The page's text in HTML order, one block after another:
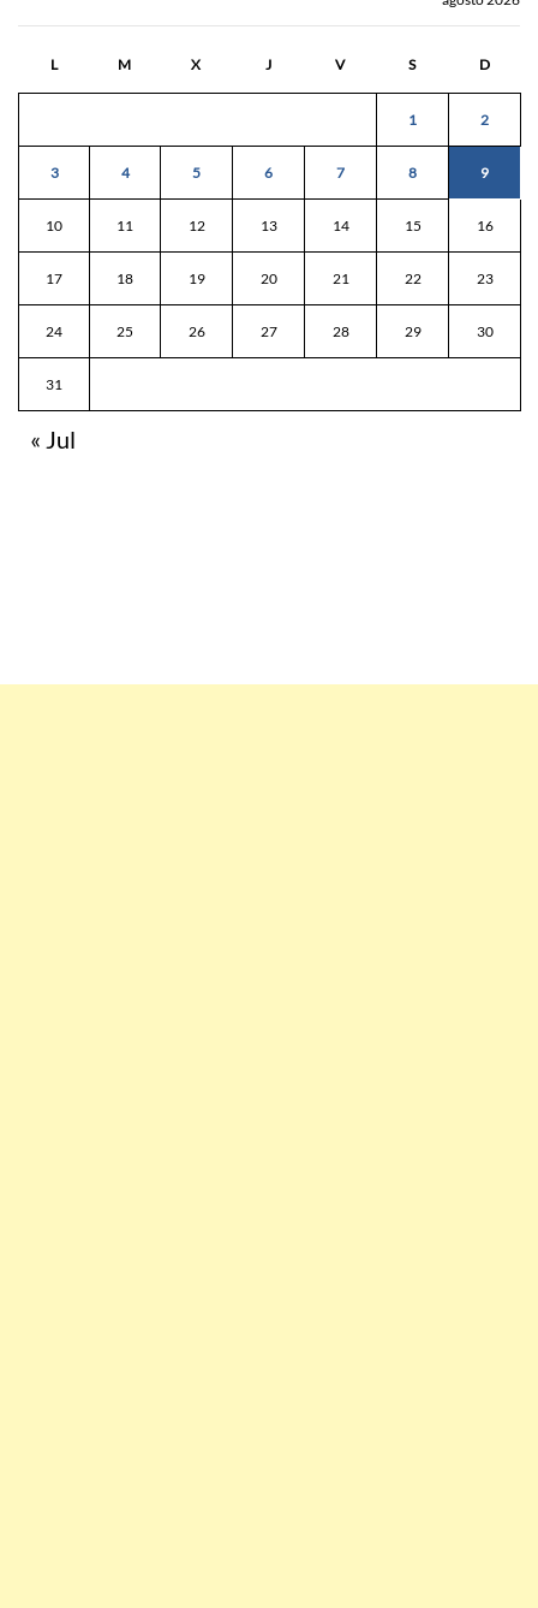
L M X J V S D
1 2
3 4 5 6 7 8 9
10 11 12 13 14 15 16
17 18 19 20 21 22 23
24 25 26 27 28 29 30
31
« Jul